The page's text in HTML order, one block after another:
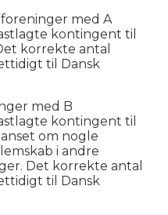
med A
kontingent til
korrekte antal
til Dansk
med B
kontingent til
om nogle
i andre
Det korrekte antal
til Dansk